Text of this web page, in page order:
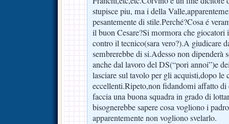
stupisce piu, ma i della
pesantemente di stile.Perché?Cosa é
il buon Cesare?Si mormora che giocatori
contro il tecnico(sara vero?).A giudicare
sembrerebbe di si.Adesso non dipenderà
anche dal lavoro del DS(“pori annoi”)e
lasciare sul tavolo per gli acquisti,dopo le
eccellenti.Ripeto,non fidandomi affatto
faccia una buona squadra in grado di
bisognerebbe sapere cosa vogliono i
apparentemente non vogliono svelarlo.